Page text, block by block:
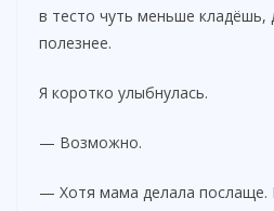
в тесто чуть меньше кладёшь,
полезнее.
Я коротко улыбнулась.
— Возможно.
— Хотя мама делала послаще.